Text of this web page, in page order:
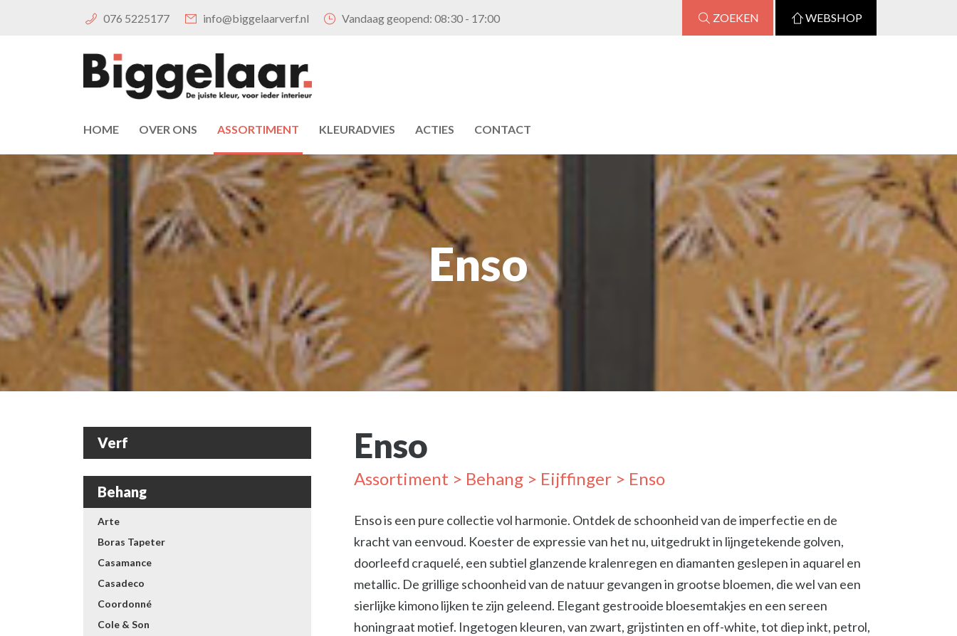
076 5225177 info@biggelaarverf.nl Vandaag geopend:08:30 - 17:00 ZOEKEN WEBSHOP
HOME OVER ONS ASSORTIMENT KLEURADVIES ACTIES CONTACT
Enso
Verf
Behang
Arte
Boras Tapeter
Casamance
Casadeco
Coordonné
Cole & Son
Enso
Assortiment > Behang > Eijffinger > Enso
Enso is een pure collectie vol harmonie. Ontdek de schoonheid van de imperfectie en de
kracht van eenvoud. Koester de expressie van het nu, uitgedrukt in lijngetekende golven,
doorleefd craquelé, een subtiel glanzende kralenregen en diamanten geslepen in aquarel en
metallic. De grillige schoonheid van de natuur gevangen in grootse bloemen, die wel van een
sierlijke kimono lijken te zijn geleend. Elegant gestrooide bloesemtakjes en een sereen
honingraat motief. Ingetogen kleuren, van zwart, grijstinten en off-white, tot diep inkt, petrol,